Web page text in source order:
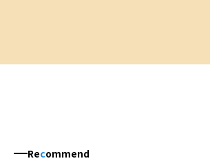
Recommend